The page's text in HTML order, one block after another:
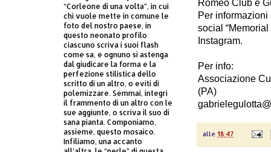
Romeo Club e
Per
social
Instagram.
Per info:
Associazione
(PA)
alle 18:47
“Corleone di una volta”, in cui
chi vuole mette in comune le
foto del nostro paese, in
questo neonato profilo
ciascuno scriva i suoi flash
come sa, e ognuno si astenga
dal giudicare la forma e la
perfezione stilistica dello
scritto di un altro, o eviti di
polemizzare. Semmai, integri
il frammento di un altro con le
sue aggiunte, o scriva il suo di
sana pianta. Componiamo,
assieme, questo mosaico.
Infiliamo, una accanto